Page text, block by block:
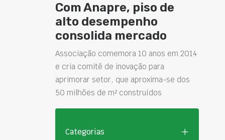
Com Anapre, piso de
alto desempenho
consolida mercado
Associação comemora 10 anos em 2014
e cria comitê de inovação para
aprimorar setor, que aproxima-se dos
50 milhões de m² construídos
Categorias